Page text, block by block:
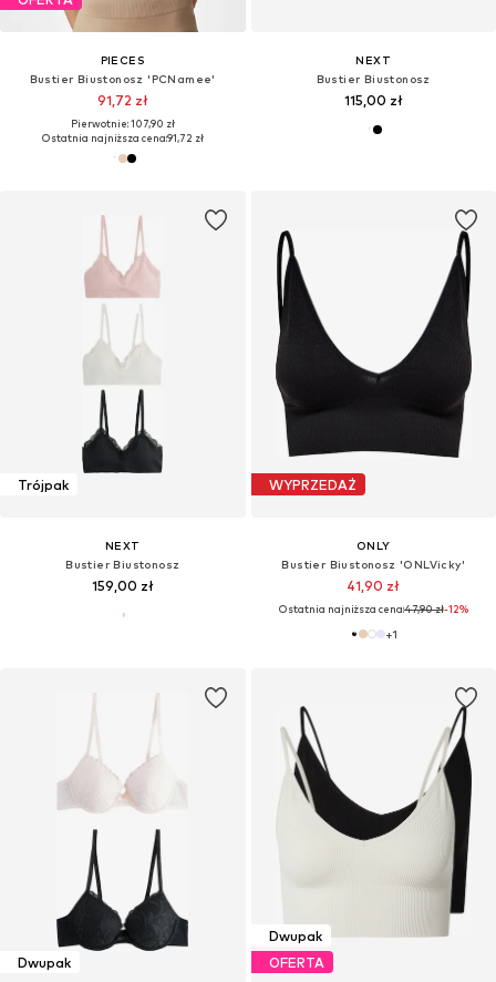
PIECES
Bustier Biustonosz 'PCNamee'
91,72 zł
Pierwotnie: 107,90 zł
Ostatnia najniższa cena:91,72 zł
NEXT
Bustier Biustonosz
115,00 zł
Trójpak
NEXT
Bustier Biustonosz
159,00 zł
WYPRZEDAŻ
ONLY
Bustier Biustonosz 'ONLVicky'
41,90 zł
Ostatnia najniższa cena:47,90 zł-12%
+1
Dwupak
Dwupak
OFERTA